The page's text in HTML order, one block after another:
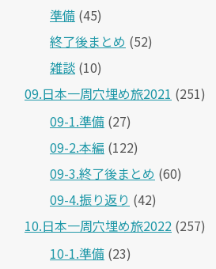
準備 (45)
終了後まとめ (52)
雑談 (10)
09.日本一周穴埋め旅2021 (251)
09-1.準備 (27)
09-2.本編 (122)
09-3.終了後まとめ (60)
09-4.振り返り (42)
10.日本一周穴埋め旅2022 (257)
10-1.準備 (23)